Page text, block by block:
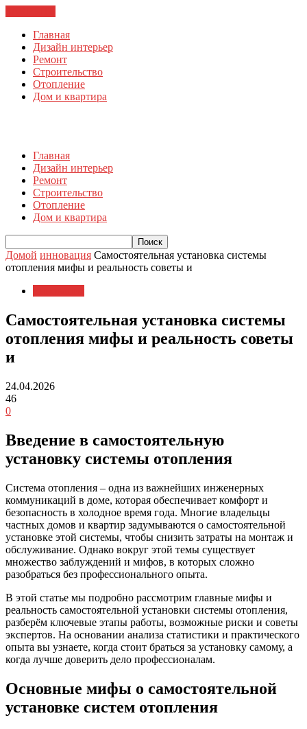
Главная
Дизайн интерьер
Ремонт
Строительство
Отопление
Дом и квартира
Главная
Дизайн интерьер
Ремонт
Строительство
Отопление
Дом и квартира
Домой инновация Самостоятельная установка системы
отопления мифы и реальность советы и
Самостоятельная установка системы
отопления мифы и реальность советы
и
24.04.2026
46
0
Введение в самостоятельную
установку системы отопления
Система отопления – одна из важнейших инженерных
коммуникаций в доме, которая обеспечивает комфорт и
безопасность в холодное время года. Многие владельцы
частных домов и квартир задумываются о самостоятельной
установке этой системы, чтобы снизить затраты на монтаж и
обслуживание. Однако вокруг этой темы существует
множество заблуждений и мифов, в которых сложно
разобраться без профессионального опыта.
В этой статье мы подробно рассмотрим главные мифы и
реальность самостоятельной установки системы отопления,
разберём ключевые этапы работы, возможные риски и советы
экспертов. На основании анализа статистики и практического
опыта вы узнаете, когда стоит браться за установку самому, а
когда лучше доверить дело профессионалам.
Основные мифы о самостоятельной
установке систем отопления